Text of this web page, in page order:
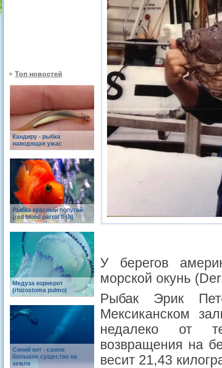
Топ новостей
Кандиру - рыбка
наводящая ужас
Рыбка красный попугай
(red blood parrot fish)
Медуза корнерот
(rhizostoma pulmo)
Синий кит - самое
большое существо на
земле
У берегов
морской окунь
Рыбак Эрик
Мексиканском
недалеко от
возвращения на
весит 21,43